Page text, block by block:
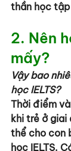
thần học
2. Nên
mấy?
Vậy bao
học IELTS?
Thời điểm
khi trẻ ở
thể cho con
học IELTS.